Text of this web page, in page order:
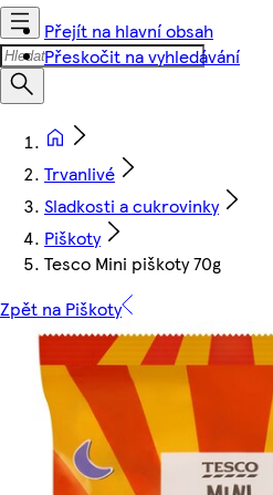
Přejít na hlavní obsah
Přeskočit na vyhledávání
Trvanlivé
Sladkosti a cukrovinky
Piškoty
Tesco Mini piškoty 70g
Zpět na Piškoty